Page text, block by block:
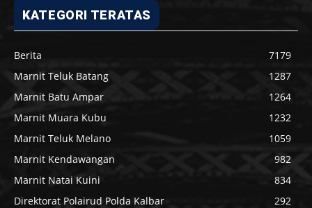
KATEGORI TERATAS
Berita
7179
Marnit Teluk Batang
1287
Marnit Batu Ampar
1264
Marnit Muara Kubu
1232
Marnit Teluk Melano
1059
Marnit Kendawangan
982
Marnit Natai Kuini
834
Direktorat Polairud Polda Kalbar
292